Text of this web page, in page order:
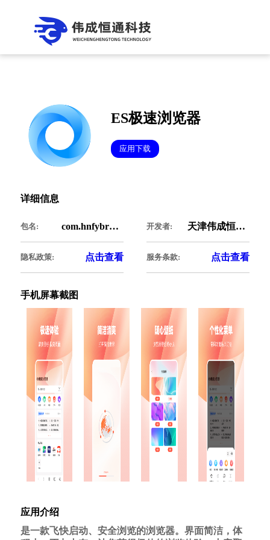
ES极速浏览器
应用下载
详细信息
包名: com.hnfybrowser.green
隐私政策: 点击查看
开发者: 天津伟成恒通科技有限公司
服务条款: 点击查看
手机屏幕截图
应用介绍
是一款飞快启动、安全浏览的浏览器。界面简洁，体